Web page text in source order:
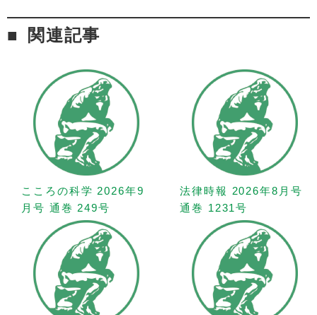
関連記事
こころの科学 2026年9
月号 通巻 249号
法律時報 2026年8月号
通巻 1231号